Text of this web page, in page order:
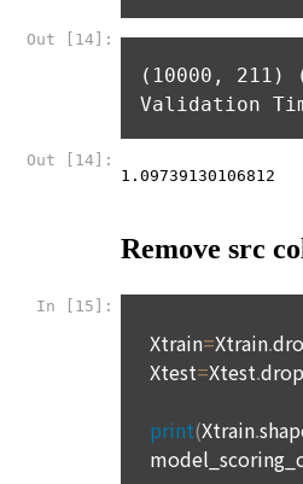
7. "회원"은 서비스를 이용하여 얻
없이 복사, 복제, 번역, 출판, 방송
를 타인에게 제공할 수 없다.
8. "회원"은 본 서비스를 건전한 대
며 이용 중 다음 각 호의 행위를 해서
나. 타인의 지식재산권 등의 권리를
다. 해킹행위 또는 바이러스의 유포
광고성 정보 등 일정한 내용을 계
라. 서비스의 안정적인 운영에 지장
마. 사이트의 정보 및 서비스를 이용
바. 그 밖에 선량한 풍속, 기타 사회
페이지로 옮겨갈 경우 해당 사이
이트”와 무관하므로 새로 방문한
11. 아동의 개인정보 보호
"회사"는 ‘인재풀 등록’ 시, 만14세
12. 이용자의 권리와 그 행사방법
이용자는 언제든지 ‘데이콘 홈 > 프
조회하거나 수정할 수 있습니다.
이용자는 언제든지 ‘회원탈퇴’ 등
용 동의를 철회할 수 있습니다.